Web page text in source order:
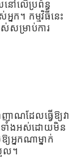
ៅលើប្រព័ន្ធ
នក។ កម្មវិធីនេះ
សម្រាប់ការ
ាណដែលធ្វើឱ្យវា
ស់ទាំងអស់ដោយមិន
អ្នកណាម្នាក់
ល។